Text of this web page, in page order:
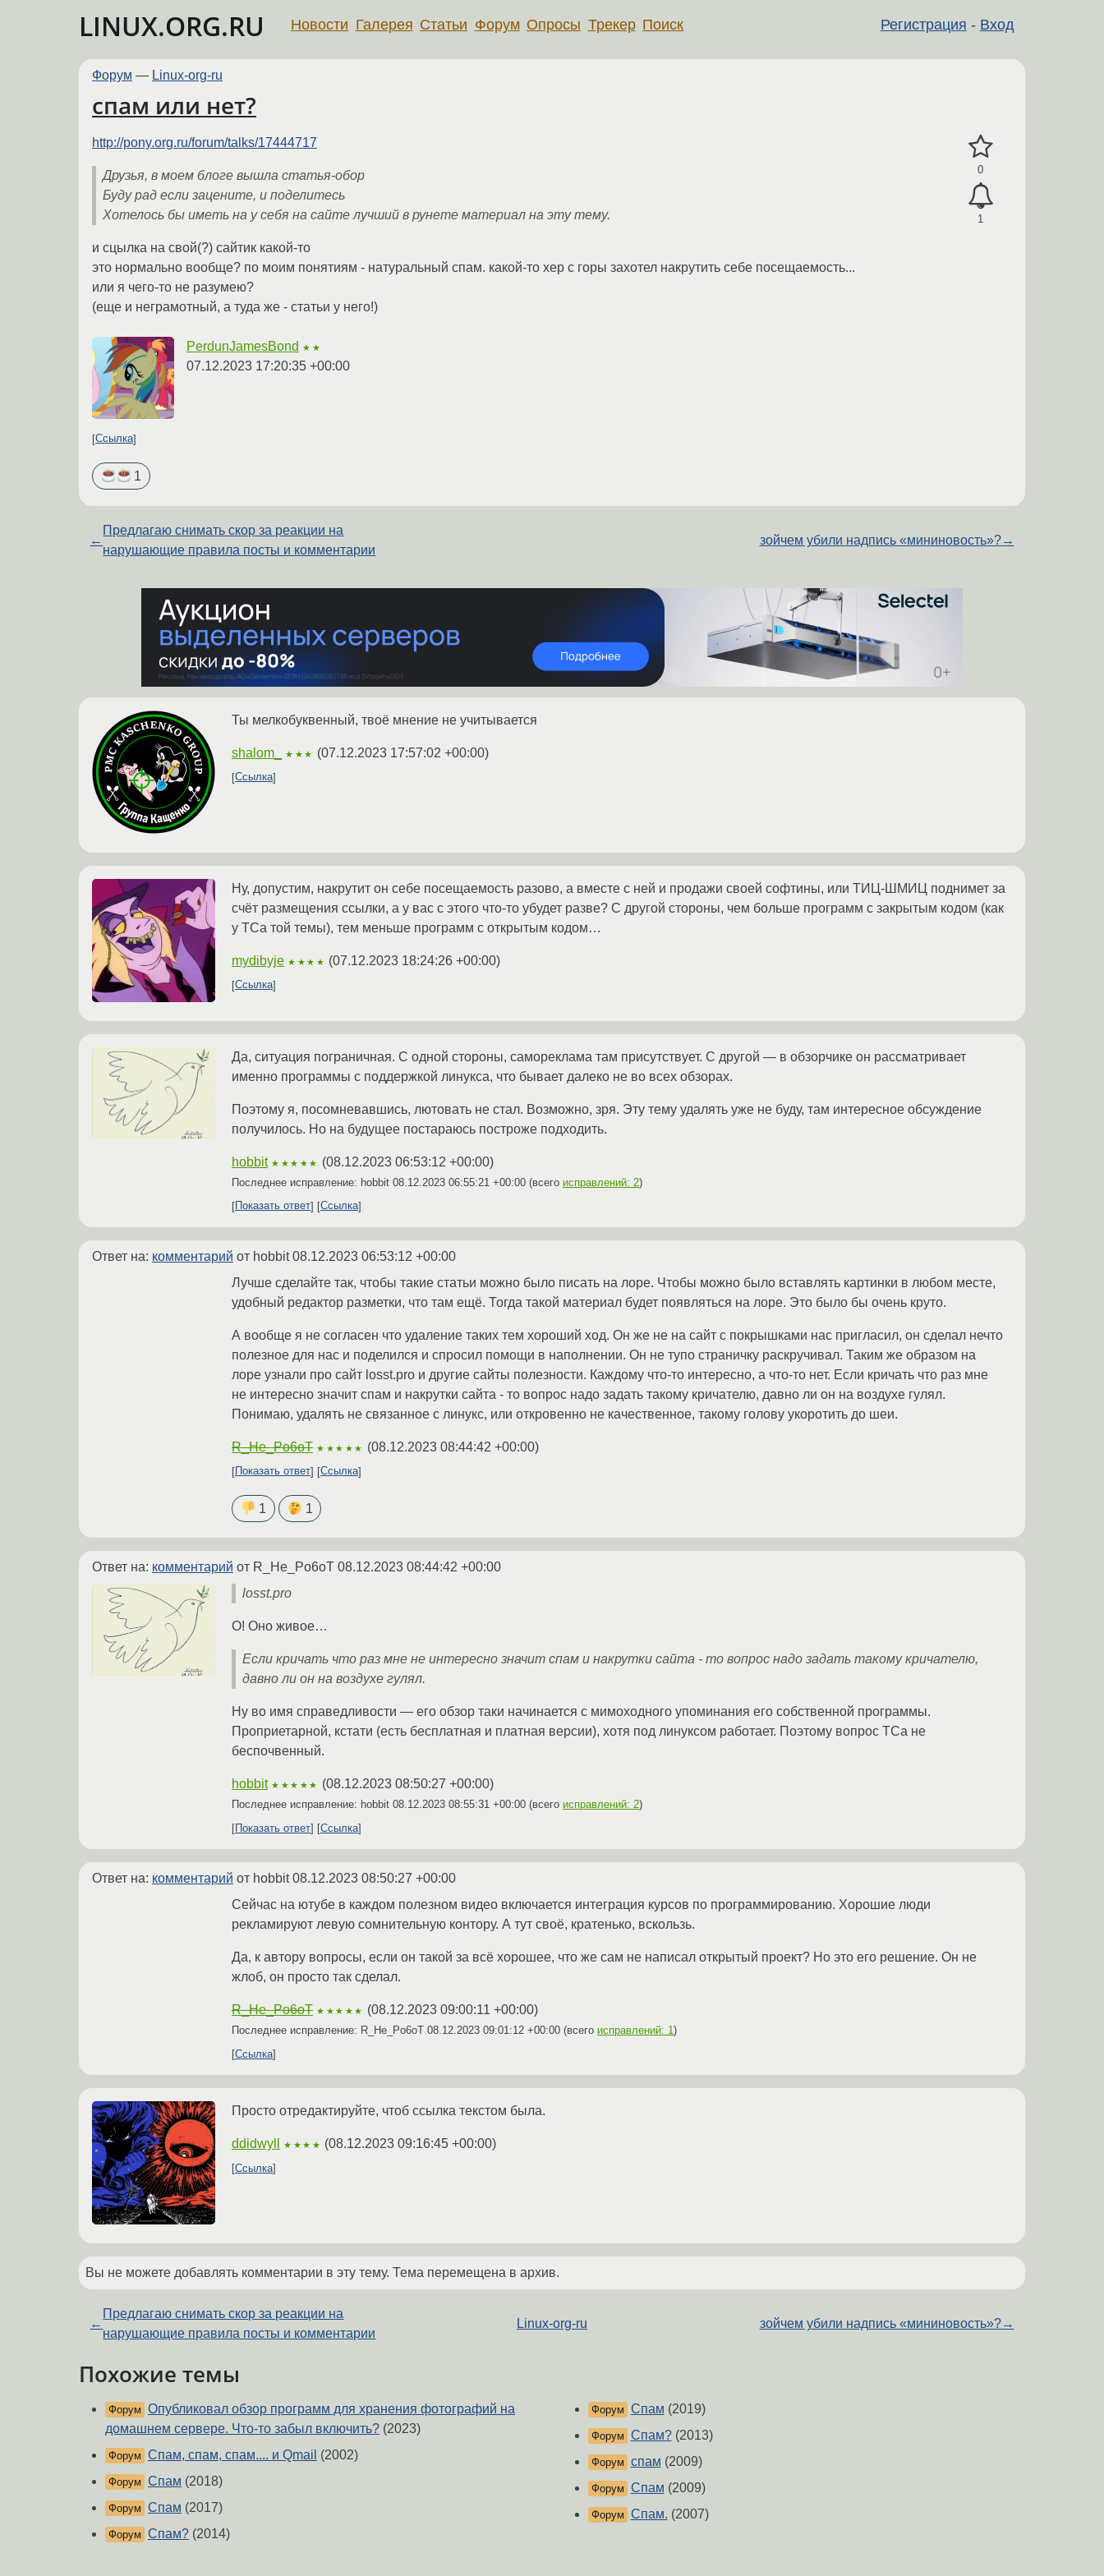
LINUX.ORG.RU Регистрация - Вход
Новости Галерея Статьи Форум Опросы Трекер Поиск
Форум — Linux-org-ru
спам или нет?
0
1
http://pony.org.ru/forum/talks/17444717
Друзья, в моем блоге вышла статья-обор
Буду рад если зацените, и поделитесь
Хотелось бы иметь на у себя на сайте лучший в рунете материал на эту тему.
и сцылка на свой(?) сайтик какой-то
это нормально вообще? по моим понятиям - натуральный спам. какой-то хер с горы захотел накрутить себе посещаемость...
или я чего-то не разумею?
(еще и неграмотный, а туда же - статьи у него!)
PerdunJamesBond ★★
07.12.2023 17:20:35 +00:00
Ссылка
1
←
Предлагаю снимать скор за реакции на
нарушающие правила посты и комментарии
зойчем убили надпись «мининовость»?→
Ты мелкобуквенный, твоё мнение не учитывается
shalom_ ★★★ (07.12.2023 17:57:02 +00:00)
Ссылка
Ну, допустим, накрутит он себе посещаемость разово, а вместе с ней и продажи своей софтины, или ТИЦ-ШМИЦ поднимет за
счёт размещения ссылки, а у вас с этого что-то убудет разве? С другой стороны, чем больше программ с закрытым кодом (как
у ТСа той темы), тем меньше программ с открытым кодом…
mydibyje ★★★★ (07.12.2023 18:24:26 +00:00)
Ссылка
Да, ситуация пограничная. С одной стороны, самореклама там присутствует. С другой — в обзорчике он рассматривает
именно программы с поддержкой линукса, что бывает далеко не во всех обзорах.
Поэтому я, посомневавшись, лютовать не стал. Возможно, зря. Эту тему удалять уже не буду, там интересное обсуждение
получилось. Но на будущее постараюсь построже подходить.
hobbit ★★★★★ (08.12.2023 06:53:12 +00:00)
Последнее исправление: hobbit 08.12.2023 06:55:21 +00:00 (всего исправлений: 2)
Показать ответ
Ссылка
Ответ на: комментарий от hobbit08.12.2023 06:53:12 +00:00
Лучше сделайте так, чтобы такие статьи можно было писать на лоре. Чтобы можно было вставлять картинки в любом месте,
удобный редактор разметки, что там ещё. Тогда такой материал будет появляться на лоре. Это было бы очень круто.
А вообще я не согласен что удаление таких тем хороший ход. Он же не на сайт с покрышками нас пригласил, он сделал нечто
полезное для нас и поделился и спросил помощи в наполнении. Он не тупо страничку раскручивал. Таким же образом на
лоре узнали про сайт losst.pro и другие сайты полезности. Каждому что-то интересно, а что-то нет. Если кричать что раз мне
не интересно значит спам и накрутки сайта - то вопрос надо задать такому кричателю, давно ли он на воздухе гулял.
Понимаю, удалять не связанное с линукс, или откровенно не качественное, такому голову укоротить до шеи.
R_He_Po6oT ★★★★★ (08.12.2023 08:44:42 +00:00)
Показать ответ Ссылка
1 1
Ответ на: комментарий от R_He_Po6oT 08.12.2023 08:44:42 +00:00
losst.pro
О! Оно живое…
Если кричать что раз мне не интересно значит спам и накрутки сайта - то вопрос надо задать такому кричателю,
давно ли он на воздухе гулял.
Ну во имя справедливости — его обзор таки начинается с мимоходного упоминания его собственной программы.
Проприетарной, кстати (есть бесплатная и платная версии), хотя под линуксом работает. Поэтому вопрос ТСа не
беспочвенный.
hobbit ★★★★★ (08.12.2023 08:50:27 +00:00)
Последнее исправление: hobbit 08.12.2023 08:55:31 +00:00 (всего исправлений: 2)
Показать ответ
Ссылка
Ответ на: комментарий от hobbit08.12.2023 08:50:27 +00:00
Сейчас на ютубе в каждом полезном видео включается интеграция курсов по программированию. Хорошие люди
рекламируют левую сомнительную контору. А тут своё, кратенько, вскользь.
Да, к автору вопросы, если он такой за всё хорошее, что же сам не написал открытый проект? Но это его решение. Он не
жлоб, он просто так сделал.
R_He_Po6oT ★★★★★ (08.12.2023 09:00:11 +00:00)
Последнее исправление: R_He_Po6oT 08.12.2023 09:01:12 +00:00 (всего исправлений: 1)
Ссылка
Просто отредактируйте, чтоб ссылка текстом была.
ddidwyll ★★★★ (08.12.2023 09:16:45 +00:00)
Ссылка
Вы не можете добавлять комментарии в эту тему. Тема перемещена в архив.
←
Предлагаю снимать скор за реакции на
нарушающие правила посты и комментарии
Linux-org-ru зойчем убили надпись «мининовость»?→
Похожие темы
Форум Опубликовал обзор программ для хранения фотографий на
домашнем сервере. Что-то забыл включить? (2023)
Форум Спам, спам, спам.... и Qmail (2002)
Форум Спам (2018)
Форум Спам (2017)
Форум Спам? (2014)
Форум Спам (2019)
Форум Спам?(2013)
Форум спам (2009)
Форум Спам (2009)
Форум Спам. (2007)